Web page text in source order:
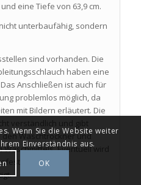
eine Tiefe von 63,9 cm.
unterbaufähig, sondern
sind vorhanden. Die
haben eine
Anschließen ist auch für
problemlos möglich, da
mit Bildern erläutert. Die
Waschtrockner und
Eventuell wird
des
Wenn Sie die Website weiter
Einverständnis aus.
OK